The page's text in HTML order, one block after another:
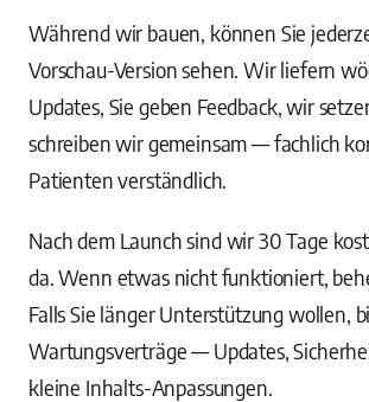
Während wir bauen, können Sie
Vorschau-Version sehen. Wir liefern
Updates, Sie geben Feedback, wir
schreiben wir gemeinsam — fachlich
Patienten verständlich.
Nach dem Launch sind wir 30 Tage
da. Wenn etwas nicht funktioniert,
Falls Sie länger Unterstützung wollen,
Wartungsverträge — Updates,
kleine Inhalts-Anpassungen.